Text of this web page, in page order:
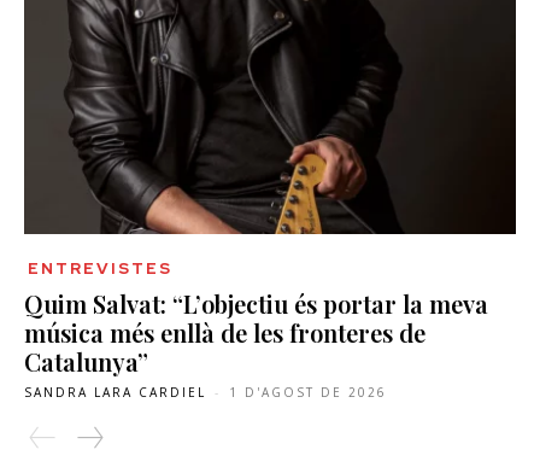
ENTREVISTES
Quim Salvat: “L’objectiu és portar la meva
música més enllà de les fronteres de
Catalunya”
SANDRA LARA CARDIEL - 1 D'AGOST DE 2026